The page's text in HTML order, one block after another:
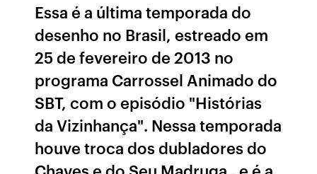
Essa é a última temporada do
desenho no Brasil, estreado em
25 de fevereiro de 2013 no
programa Carrossel Animado do
SBT, com o episódio "Histórias
da Vizinhança". Nessa temporada
houve troca dos dubladores do